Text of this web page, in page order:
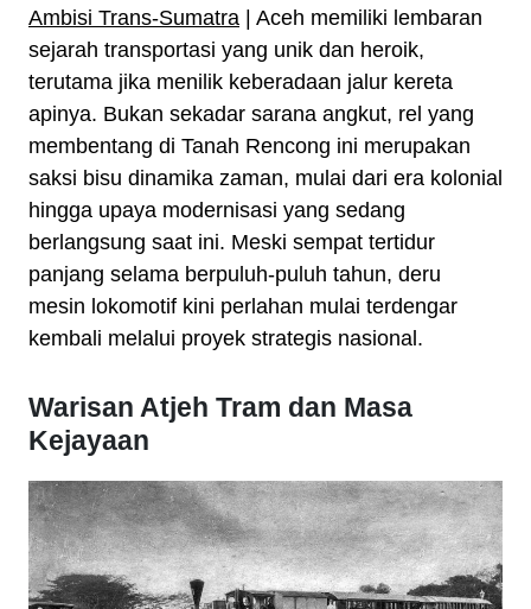
Ambisi Trans-Sumatra | Aceh memiliki lembaran
sejarah transportasi yang unik dan heroik,
terutama jika menilik keberadaan jalur kereta
apinya. Bukan sekadar sarana angkut, rel yang
membentang di Tanah Rencong ini merupakan
saksi bisu dinamika zaman, mulai dari era kolonial
hingga upaya modernisasi yang sedang
berlangsung saat ini. Meski sempat tertidur
panjang selama berpuluh-puluh tahun, deru
mesin lokomotif kini perlahan mulai terdengar
kembali melalui proyek strategis nasional.
Warisan Atjeh Tram dan Masa
Kejayaan